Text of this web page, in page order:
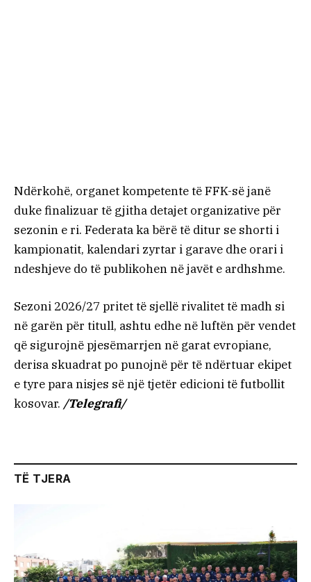
Ndërkohë, organet kompetente të FFK-së janë
duke finalizuar të gjitha detajet organizative për
sezonin e ri. Federata ka bërë të ditur se shorti i
kampionatit, kalendari zyrtar i garave dhe orari i
ndeshjeve do të publikohen në javët e ardhshme.
Sezoni 2026/27 pritet të sjellë rivalitet të madh si
në garën për titull, ashtu edhe në luftën për vendet
që sigurojnë pjesëmarrjen në garat evropiane,
derisa skuadrat po punojnë për të ndërtuar ekipet
e tyre para nisjes së një tjetër edicioni të futbollit
kosovar. /Telegrafi/
TË TJERA